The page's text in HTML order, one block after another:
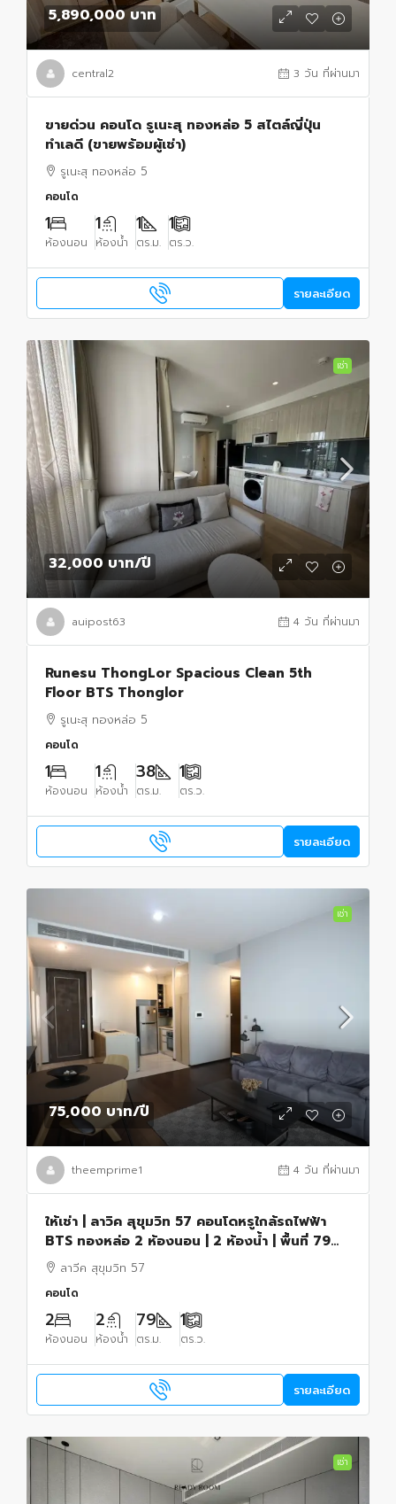
5,890,000 บาท
central2 3 วัน ที่ผ่านมา
ขายด่วน คอนโด รูเนะสุ ทองหล่อ 5 สไตล์ญี่ปุ่น
ทำเลดี (ขายพร้อมผู้เช่า)
รูเนะสุ ทองหล่อ 5
คอนโด
1
ห้องนอน
1
ห้องน้ำ
1
ตร.ม.
1
ตร.ว.
รายละเอียด
เช่า
32,000 บาท/ปี
auipost63 4 วัน ที่ผ่านมา
Runesu ThongLor Spacious Clean 5th
Floor BTS Thonglor
รูเนะสุ ทองหล่อ 5
คอนโด
1
ห้องนอน
1
ห้องน้ำ
38
ตร.ม.
1
ตร.ว.
รายละเอียด
เช่า
75,000 บาท/ปี
theemprime1 4 วัน ที่ผ่านมา
ให้เช่า | ลาวิค สุขุมวิท 57 คอนโดหรูใกล้รถไฟฟ้า
BTS ทองหล่อ 2 ห้องนอน | 2 ห้องน้ำ | พื้นที่ 79
ตารางเมตร
ลาวีค สุขุมวิท 57
คอนโด
2
ห้องนอน
2
ห้องน้ำ
79
ตร.ม.
1
ตร.ว.
รายละเอียด
เช่า